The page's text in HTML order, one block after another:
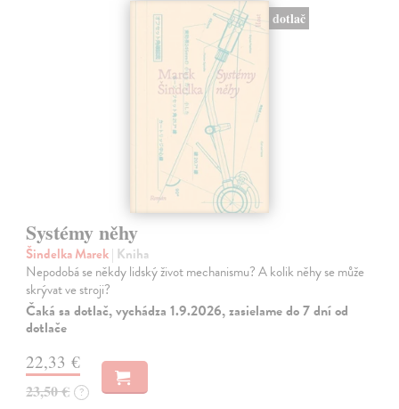
dotlač
Systémy něhy
Šindelka Marek| Kniha
Nepodobá se někdy lidský život mechanismu? A kolik něhy se může
skrývat ve stroji?
Čaká sa dotlač, vychádza 1.9.2026, zasielame do 7 dní od
dotlače
22,33 €
23,50 € ?